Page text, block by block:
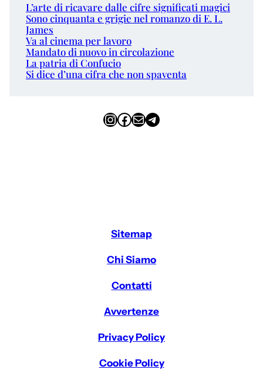
L’arte di ricavare dalle cifre significati magici
Sono cinquanta e grigie nel romanzo di E. L.
James
Va al cinema per lavoro
Mandato di nuovo in circolazione
La patria di Confucio
Si dice d’una cifra che non spaventa
InstagramFacebook Email Telegram
Sitemap
Chi Siamo
Contatti
Avvertenze
Privacy Policy
Cookie Policy